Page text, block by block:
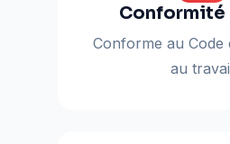
Conformité
Conforme au Code
au